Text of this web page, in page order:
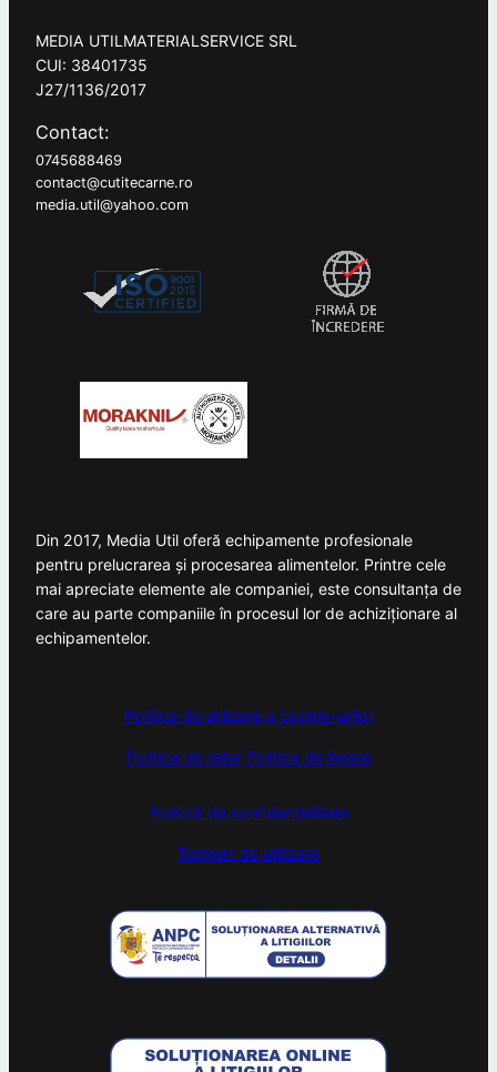
MEDIA UTILMATERIALSERVICE SRL
CUI: 38401735
J27/1136/2017
Contact:
0745688469
contact@cutitecarne.ro
media.util@yahoo.com
Din 2017, Media Util oferă echipamente profesionale
pentru prelucrarea și procesarea alimentelor. Printre cele
mai apreciate elemente ale companiei, este consultanța de
care au parte companiile în procesul lor de achiziționare al
echipamentelor.
Politica de utilizare a cookie-urilor
Politica de retur Politica de livrare
Politică de confidențialitate
Termeni de utilizare